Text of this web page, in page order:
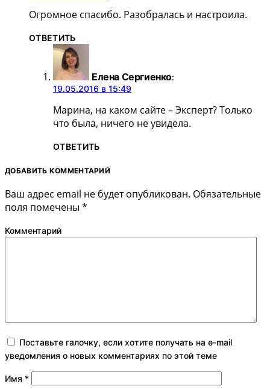
Огромное спасибо. Разобралась и настроила.
ОТВЕТИТЬ
Елена Сергиенко:
19.05.2016 в 15:49
Марина, на каком сайте – Эксперт? Только
что была, ничего не увидела.
ОТВЕТИТЬ
ДОБАВИТЬ КОММЕНТАРИЙ
Ваш адрес email не будет опубликован. Обязательные
поля помечены *
Комментарий
Поставьте галочку, если хотите получать на e-mail
уведомления о новых комментариях по этой теме
Имя *